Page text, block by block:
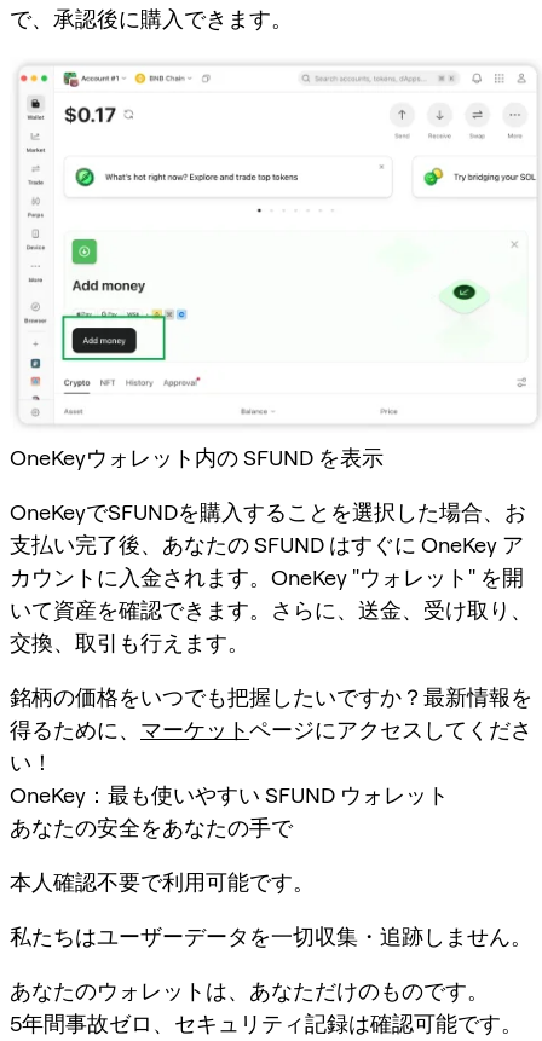
で、承認後に購入できます。
OneKeyウォレット内の SFUND を表示
OneKeyでSFUNDを購入することを選択した場合、お
支払い完了後、あなたの SFUND はすぐに OneKey ア
カウントに入金されます。OneKey "ウォレット" を開
いて資産を確認できます。さらに、送金、受け取り、
交換、取引も行えます。
銘柄の価格をいつでも把握したいですか？最新情報を
得るために、 マーケットページにアクセスしてくださ
い！
OneKey：最も使いやすい SFUND ウォレット
あなたの安全をあなたの手で
本人確認不要で利用可能です。
私たちはユーザーデータを一切収集・追跡しません。
あなたのウォレットは、あなただけのものです。
5年間事故ゼロ、セキュリティ記録は確認可能です。